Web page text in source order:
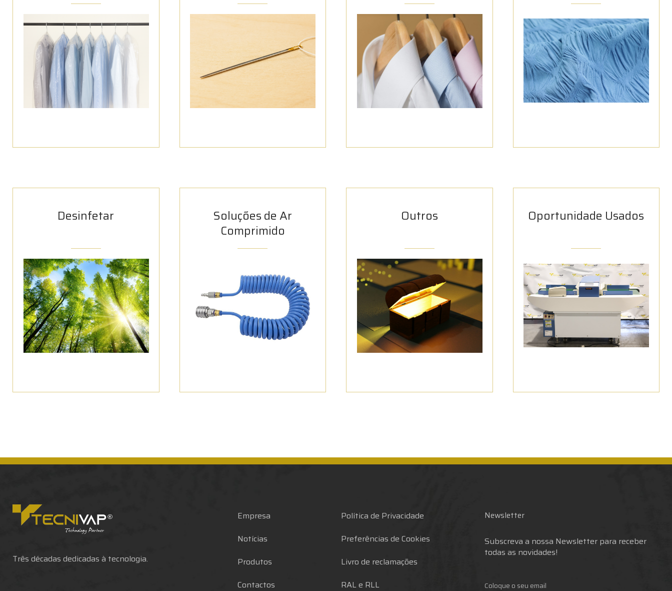
Desinfetar
Soluções de Ar
Comprimido
Outros Oportunidade Usados
Três décadas dedicadas à tecnologia.
Empresa
Notícias
Produtos
Contactos
Política de Privacidade
Preferências de Cookies
Livro de reclamações
RAL e RLL
Newsletter
Subscreva a nossa Newsletter para receber
todas as novidades!